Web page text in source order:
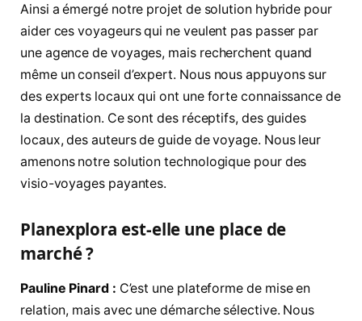
Ainsi a émergé notre projet de solution hybride pour
aider ces voyageurs qui ne veulent pas passer par
une agence de voyages, mais recherchent quand
même un conseil d’expert. Nous nous appuyons sur
des experts locaux qui ont une forte connaissance de
la destination. Ce sont des réceptifs, des guides
locaux, des auteurs de guide de voyage. Nous leur
amenons notre solution technologique pour des
visio-voyages payantes.
Planexplora est-elle une place de
marché ?
Pauline Pinard : C’est une plateforme de mise en
relation, mais avec une démarche sélective. Nous